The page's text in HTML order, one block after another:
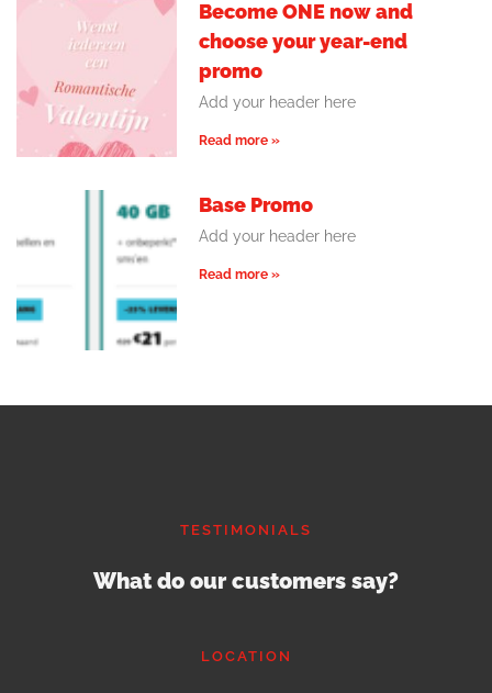
Become ONE now and
choose your year-end
promo
Add your header here
Read more »
Base Promo
Add your header here
Read more »
TESTIMONIALS
What do our customers say?
LOCATION